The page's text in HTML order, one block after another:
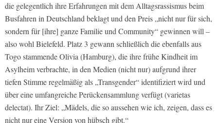
die gelegentlich ihre Erfahrungen mit dem Alltagsrassismus beim
Busfahren in Deutschland beklagt und den Preis „nicht nur für sich,
sondern für [ihre] ganze Familie und Community“ gewinnen will –
also wohl Bielefeld. Platz 3 gewann schließlich die ebenfalls aus
Togo stammende Olivia (Hamburg), die ihre frühe Kindheit im
Asylheim verbrachte, in den Medien (nicht nur) aufgrund ihrer
tiefen Stimme regelmäßig als „Transgender“ identifiziert wird und
über eine umfangreiche Perückensammlung verfügt (varietas
delectat). Ihr Ziel: „Mädels, die so aussehen wie ich, zeigen, dass es
nicht nur eine Version von hübsch gibt.“